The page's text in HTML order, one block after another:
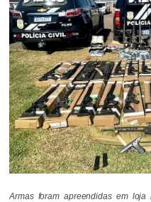
Armas foram apreendidas em